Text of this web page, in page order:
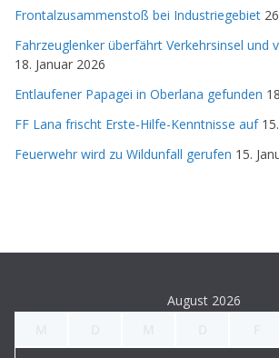
Frontalzusammenstoß bei Industriegebiet
Fahrzeuglenker überfährt Verkehrsinsel und
18. Januar 2026
Entlaufener Papagei in Oberlana gefunden
FF Lana frischt Erste-Hilfe-Kenntnisse auf
Feuerwehr wird zu Wildunfall gerufen 15.
August 2026